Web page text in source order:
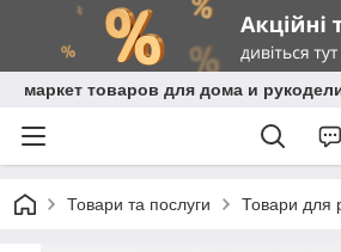
маркет товаров для дома и
Товари та послуги Товари для